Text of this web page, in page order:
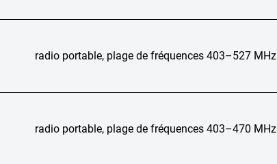
radio portable, plage de fréquences 403–527 MHz
radio portable, plage de fréquences 403–470 MHz